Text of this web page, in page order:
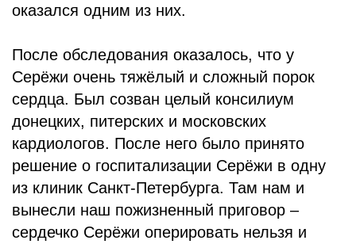
оказался одним из них.
После обследования оказалось, что у
Серёжи очень тяжёлый и сложный порок
сердца. Был созван целый консилиум
донецких, питерских и московских
кардиологов. После него было принято
решение о госпитализации Серёжи в одну
из клиник Санкт-Петербурга. Там нам и
вынесли наш пожизненный приговор –
сердечко Серёжи оперировать нельзя и